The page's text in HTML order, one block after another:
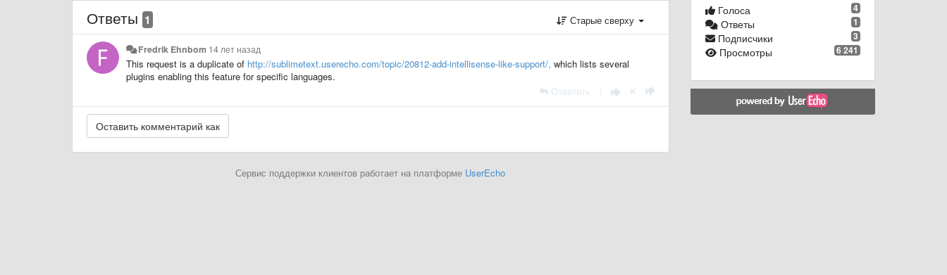
Ответы 1 Старые сверху
Fredrik Ehnbom 14 лет назад
This request is a duplicate of http://sublimetext.userecho.com/topic/20812-add-intellisense-like-support/, which lists several
plugins enabling this feature for specific languages.
Ответить
Сервис поддержки клиентов работает на платформе UserEcho
4
Голоса
1
Ответы
3
Подписчики
6 241
Просмотры